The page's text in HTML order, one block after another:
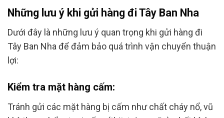
Những lưu ý khi gửi hàng đi Tây Ban Nha
Dưới đây là những lưu ý quan trọng khi gửi hàng đi
Tây Ban Nha để đảm bảo quá trình vận chuyển thuận
lợi:
Kiểm tra mặt hàng cấm:
Tránh gửi các mặt hàng bị cấm như chất cháy nổ, vũ